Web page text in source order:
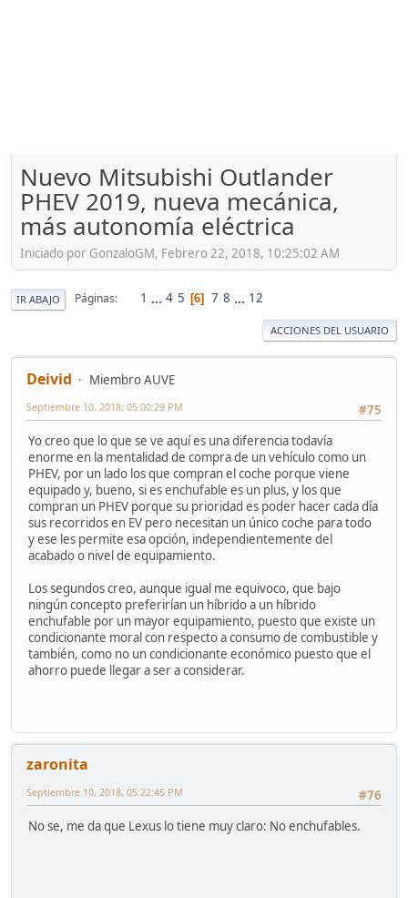
Nuevo Mitsubishi Outlander
PHEV 2019, nueva mecánica,
más autonomía eléctrica
Iniciado por GonzaloGM, Febrero 22, 2018, 10:25:02 AM
IR ABAJO Páginas 1 ... 4 5 6 7 8 ... 12
ACCIONES DEL USUARIO
Deivid
Miembro AUVE
#75
Septiembre 10, 2018, 05:00:29 PM
Yo creo que lo que se ve aquí es una diferencia todavía
enorme en la mentalidad de compra de un vehículo como un
PHEV, por un lado los que compran el coche porque viene
equipado y, bueno, si es enchufable es un plus, y los que
compran un PHEV porque su prioridad es poder hacer cada día
sus recorridos en EV pero necesitan un único coche para todo
y ese les permite esa opción, independientemente del
acabado o nivel de equipamiento.
Los segundos creo, aunque igual me equivoco, que bajo
ningún concepto preferirían un híbrido a un híbrido
enchufable por un mayor equipamiento, puesto que existe un
condicionante moral con respecto a consumo de combustible y
también, como no un condicionante económico puesto que el
ahorro puede llegar a ser a considerar.
zaronita
#76
Septiembre 10, 2018, 05:22:45 PM
No se, me da que Lexus lo tiene muy claro: No enchufables.